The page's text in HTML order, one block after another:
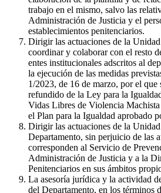
trabajo en el mismo, salvo las
Administración de Justicia y el
establecimientos penitenciarios.
Dirigir las actuaciones de la
coordinar y colaborar con el resto
entes institucionales adscritos al
la ejecución de las medidas
1/2023, de 16 de marzo, por el que
refundido de la Ley para la
Vidas Libres de Violencia
el Plan para la Igualdad aprobado
Dirigir las actuaciones de la
Departamento, sin perjuicio de las
corresponden al Servicio de
Administración de Justicia y a la
Penitenciarios en sus ámbitos
La asesoría jurídica y la actividad
del Departamento, en los términos